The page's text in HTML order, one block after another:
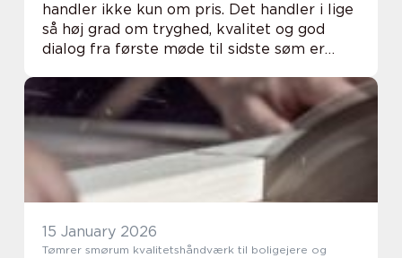
handler ikke kun om pris. Det handler i lige
så høj grad om tryghed, kvalitet og god
dialog fra første møde til sidste søm er
hjem, lægger du ansvaret for din bolig og...
15 January 2026
Tømrer smørum kvalitetshåndværk til boligejere og